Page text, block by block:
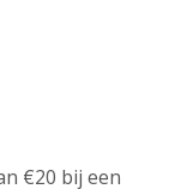
€20 bij een